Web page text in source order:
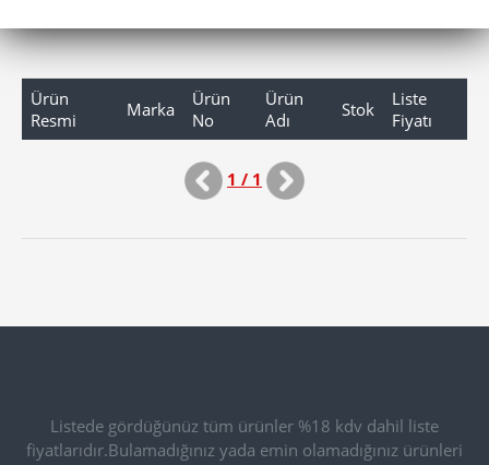
Ürün
Resmi
Marka
Ürün
No
Ürün
Adı
Stok
Liste
Fiyatı
1 / 1
Listede gördüğünüz tüm ürünler %18 kdv dahil liste
fiyatlarıdır.Bulamadığınız yada emin olamadığınız ürünleri